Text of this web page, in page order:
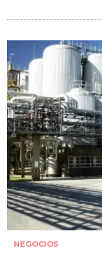
NEGOCIOS